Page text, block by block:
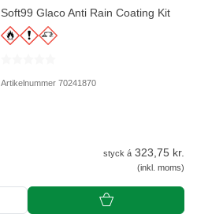
Soft99 Glaco Anti Rain Coating Kit
Artikelnummer 70241870
styck á 323,75 kr.
(inkl. moms)